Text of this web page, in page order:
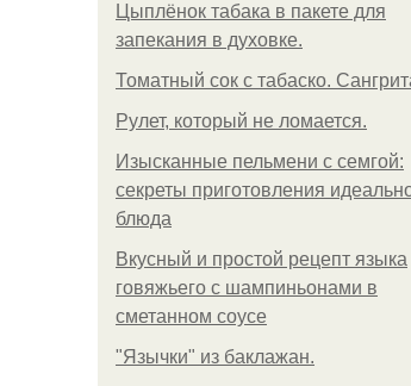
Цыплёнок табака в пакете для
запекания в духовке.
Томатный сок с табаско.
Рулет, который не ломается.
Изысканные пельмени с семгой:
секреты приготовления
блюда
Вкусный и простой рецепт языка
говяжьего с шампиньонами в
сметанном соусе
"Язычки" из баклажан.